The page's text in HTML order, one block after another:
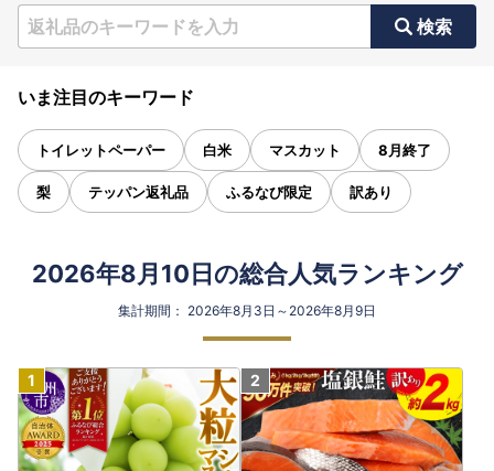
検索
いま注目のキーワード
トイレットペーパー 白米 マスカット 8月終了
梨 テッパン返礼品 ふるなび限定 訳あり
2026年8月10日の総合人気ランキング
集計期間： 2026年8月3日～2026年8月9日